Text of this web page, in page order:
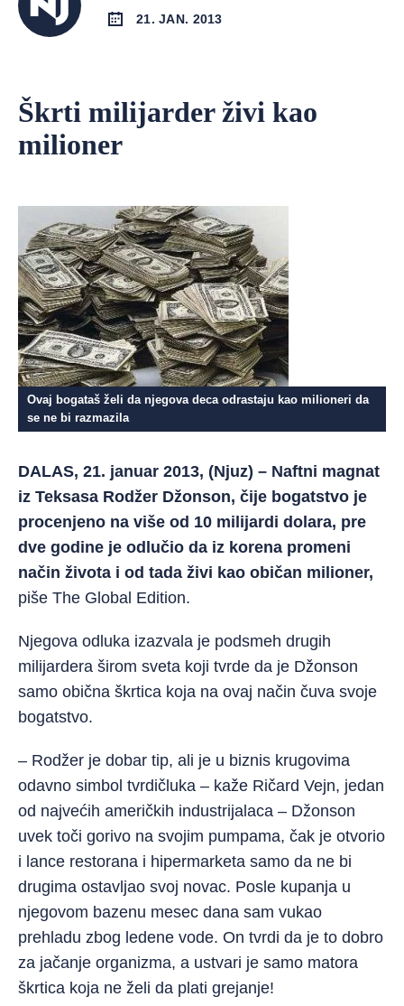
21. JAN. 2013
Škrti milijarder živi kao
milioner
Ovaj bogataš želi da njegova deca odrastaju kao milioneri da
se ne bi razmazila
DALAS, 21. januar 2013, (Njuz) – Naftni magnat
iz Teksasa Rodžer Džonson, čije bogatstvo je
procenjeno na više od 10 milijardi dolara, pre
dve godine je odlučio da iz korena promeni
način života i od tada živi kao običan milioner,
piše The Global Edition.
Njegova odluka izazvala je podsmeh drugih
milijardera širom sveta koji tvrde da je Džonson
samo obična škrtica koja na ovaj način čuva svoje
bogatstvo.
– Rodžer je dobar tip, ali je u biznis krugovima
odavno simbol tvrdičluka – kaže Ričard Vejn, jedan
od najvećih američkih industrijalaca – Džonson
uvek toči gorivo na svojim pumpama, čak je otvorio
i lance restorana i hipermarketa samo da ne bi
drugima ostavljao svoj novac. Posle kupanja u
njegovom bazenu mesec dana sam vukao
prehladu zbog ledene vode. On tvrdi da je to dobro
za jačanje organizma, a ustvari je samo matora
škrtica koja ne želi da plati grejanje!